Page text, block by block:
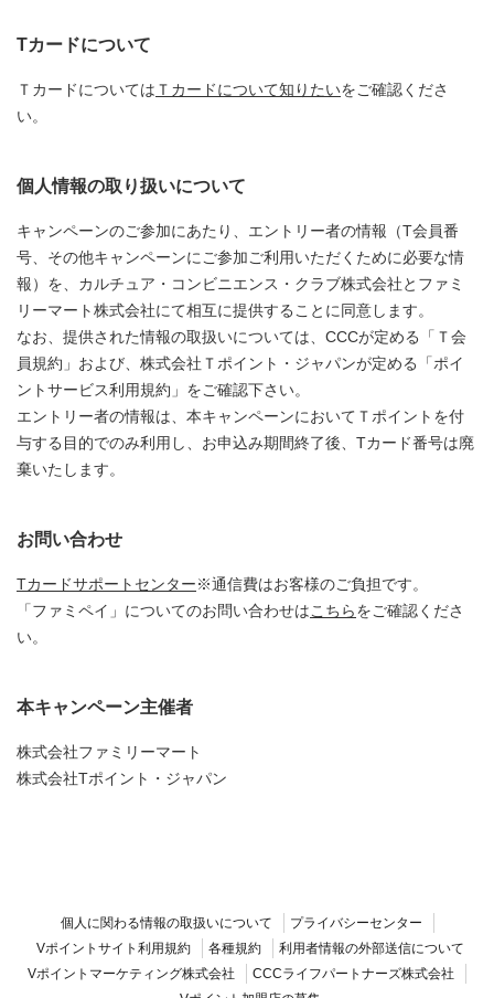
Tカードについて
Ｔカードについては Ｔカードについて知りたいをご確認くださ
い。
個人情報の取り扱いについて
キャンペーンのご参加にあたり、エントリー者の情報（T会員番
号、その他キャンペーンにご参加ご利用いただくために必要な情
報）を、カルチュア・コンビニエンス・クラブ株式会社とファミ
リーマート株式会社にて相互に提供することに同意します。
なお、提供された情報の取扱いについては、CCCが定める「Ｔ会
員規約」および、株式会社Ｔポイント・ジャパンが定める「ポイ
ントサービス利用規約」をご確認下さい。
エントリー者の情報は、本キャンペーンにおいてＴポイントを付
与する目的でのみ利用し、お申込み期間終了後、Tカード番号は廃
棄いたします。
お問い合わせ
Tカードサポートセンター※通信費はお客様のご負担です。
「ファミペイ」についてのお問い合わせはこちらをご確認くださ
い。
本キャンペーン主催者
株式会社ファミリーマート
株式会社Tポイント・ジャパン
個人に関わる情報の取扱いについて
プライバシーセンター
Vポイントサイト利用規約
各種規約
利用者情報の外部送信について
Vポイントマーケティング株式会社
CCCライフパートナーズ株式会社